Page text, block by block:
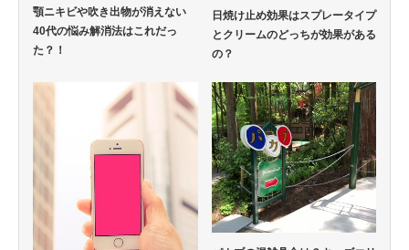
顎ニキビや吹き出物が消えない
40代の悩み解消法はこれだっ
た？！
日焼け止め効果はスプレータイプ
とクリームのどっちが効果がある
の？